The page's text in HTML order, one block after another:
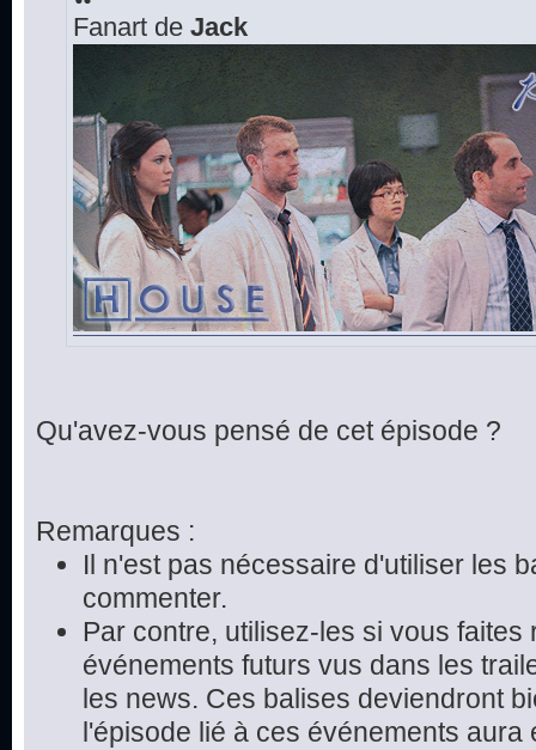
Fanart de Jack
Qu'avez-vous pensé de cet épisode ?
Remarques :
Il n'est pas nécessaire d'utiliser les
commenter.
Par contre, utilisez-les si vous faites
événements futurs vus dans les
les news. Ces balises deviendront
l'épisode lié à ces événements aura